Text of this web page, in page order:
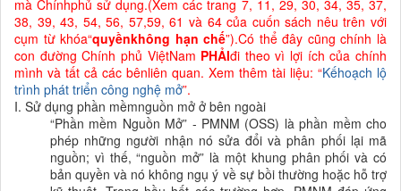
mà Chínhphủ sử dụng.(Xem các trang 7, 11, 29, 30, 34, 35, 37,
38, 39, 43, 54, 56, 57,59, 61 và 64 của cuốn sách nêu trên với
cụm từ khóa“quyềnkhông hạn chế”).Có thể đây cũng chính là
con đường Chính phủ ViệtNam PHẢIđi theo vì lợi ích của chính
mình và tất cả các bênliên quan. Xem thêm tài liệu: “Kếhoạch lộ
trình phát triển công nghệ mở”.
I. Sử dụng phần mềmnguồn mở ở bên ngoài
“Phần mềm Nguồn Mở” - PMNM (OSS) là phần mềm cho
phép những người nhận nó sửa đổi và phân phối lại mã
nguồn; vì thế, “nguồn mở” là một khung phân phối và có
bản quyền và nó không ngụ ý về sự bồi thường hoặc hỗ trợ